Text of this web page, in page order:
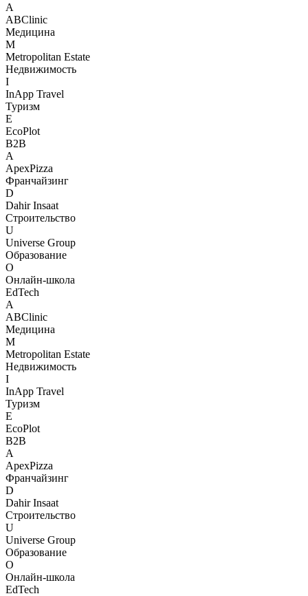
A
ABClinic
Медицина
M
Metropolitan Estate
Недвижимость
I
InApp Travel
Туризм
E
EcoPlot
B2B
A
ApexPizza
Франчайзинг
D
Dahir Insaat
Строительство
U
Universe Group
Образование
О
Онлайн-школа
EdTech
A
ABClinic
Медицина
M
Metropolitan Estate
Недвижимость
I
InApp Travel
Туризм
E
EcoPlot
B2B
A
ApexPizza
Франчайзинг
D
Dahir Insaat
Строительство
U
Universe Group
Образование
О
Онлайн-школа
EdTech